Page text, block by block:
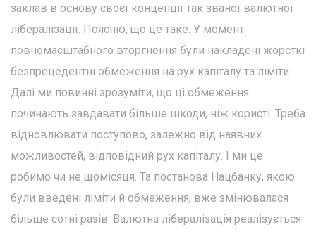
заклав в основу своєї концепції так званої валютної
лібералізації. Поясню, що це таке. У момент
повномасштабного вторгнення були накладені жорсткі
безпрецедентні обмеження на рух капіталу та ліміти.
Далі ми повинні зрозуміти, що ці обмеження
починають завдавати більше шкоди, ніж користі. Треба
відновлювати поступово, залежно від наявних
можливостей, відповідний рух капіталу. І ми це
робимо чи не щомісяця. Та постанова Нацбанку, якою
були введені ліміти й обмеження, вже змінювалася
більше сотні разів. Валютна лібералізація реалізується